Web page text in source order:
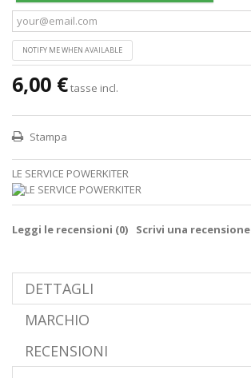
NOTIFY ME WHEN AVAILABLE
6,00 €tasse incl.
Stampa
LE SERVICE POWERKITER
Leggi le recensioni (0) Scrivi una recensione
DETTAGLI
MARCHIO
RECENSIONI